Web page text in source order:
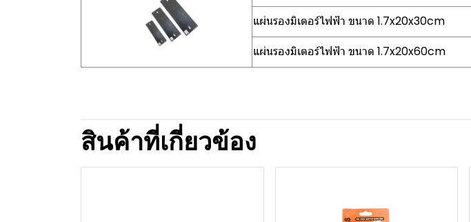
แผ่นรองมิเตอร์ไฟฟ้า ขนาด 1.7x20x30cm
แผ่นรองมิเตอร์ไฟฟ้า ขนาด 1.7x20x60cm
สินค้าที่เกี่ยวข้อง